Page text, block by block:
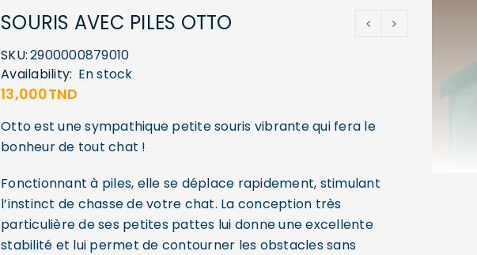
SOURIS AVEC PILES OTTO
SKU:2900000879010
Availability: En stock
13,000TND
Otto est une sympathique petite souris vibrante qui fera le
bonheur de tout chat !
Fonctionnant à piles, elle se déplace rapidement, stimulant
l’instinct de chasse de votre chat. La conception très
particulière de ses petites pattes lui donne une excellente
stabilité et lui permet de contourner les obstacles sans